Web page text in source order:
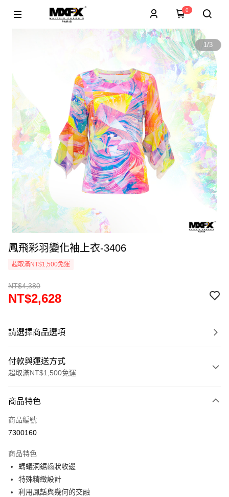
0
1/3
鳳飛彩羽變化袖上衣-3406
超取滿NT$1,500免運
NT$4,380
NT$2,628
請選擇商品選項
付款與運送方式
超取滿NT$1,500免運
信用卡一次付款
超商取貨付款
Apple Pay
街口支付
商品特色
商品編號
7300160
商品特色
螞蟻洞鋸齒狀收邊
特殊精緻設計
利用鳳話與幾何的交融